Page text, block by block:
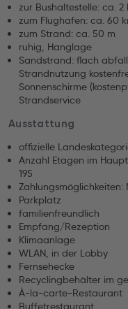
zur Bushaltestelle: ca. 2
zum Flughafen: ca. 60
zum Strand: ca. 50 m
ruhig, Hanglage
Sandstrand: flach
Strandnutzung
Sonnenschirme
Strandservice
Ausstattung
offizielle
Anzahl Etagen im
195
Zahlungsmöglichkeiten:
Parkplatz
familienfreundlich
Empfang/Rezeption
Klimaanlage
WLAN, in der Lobby
Fernsehecke
Recyclingbehälter im
À-la-carte-Restaurant
Buffetrestaurant